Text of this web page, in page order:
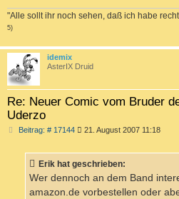
"Alle sollt ihr noch sehen, daß ich habe
5)
idemix
AsterIX Druid
Re: Neuer Comic vom Bruder
Uderzo
Beitrag: # 17144B
r
a
21. August 2007 11:18
Erik hat geschrieben:
Wer dennoch an dem Band
amazon.de vorbestellen oder